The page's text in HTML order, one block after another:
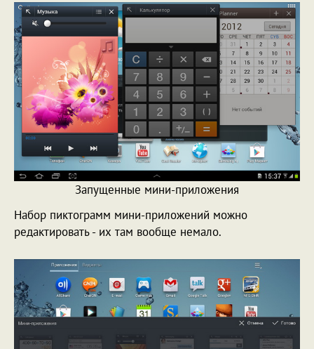
Запущенные мини-приложения
Набор пиктограмм мини-приложений можно
редактировать - их там вообще немало.